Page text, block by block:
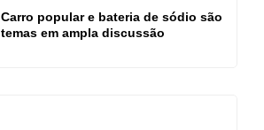
Carro popular e bateria de sódio são
temas em ampla discussão